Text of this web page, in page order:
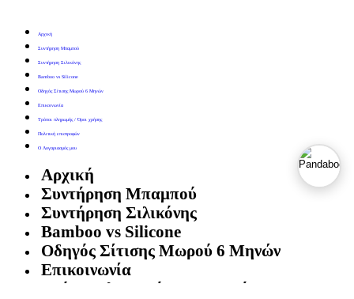
Αρχική
Συντήρηση Μπαμπού
Συντήρηση Σιλικόνης
Bamboo vs Silicone
Οδηγός Σίτισης Μωρού 6 Μηνών
Επικοινωνία
Τρόποι πληρωμής / Όροι χρήσης
Πολιτική επιστροφών
Ο Λογαριασμός μου
Αρχική
Συντήρηση Μπαμπού
Συντήρηση Σιλικόνης
Bamboo vs Silicone
Οδηγός Σίτισης Μωρού 6 Μηνών
Επικοινωνία
Τρόποι πληρωμής / Όροι χρήσης